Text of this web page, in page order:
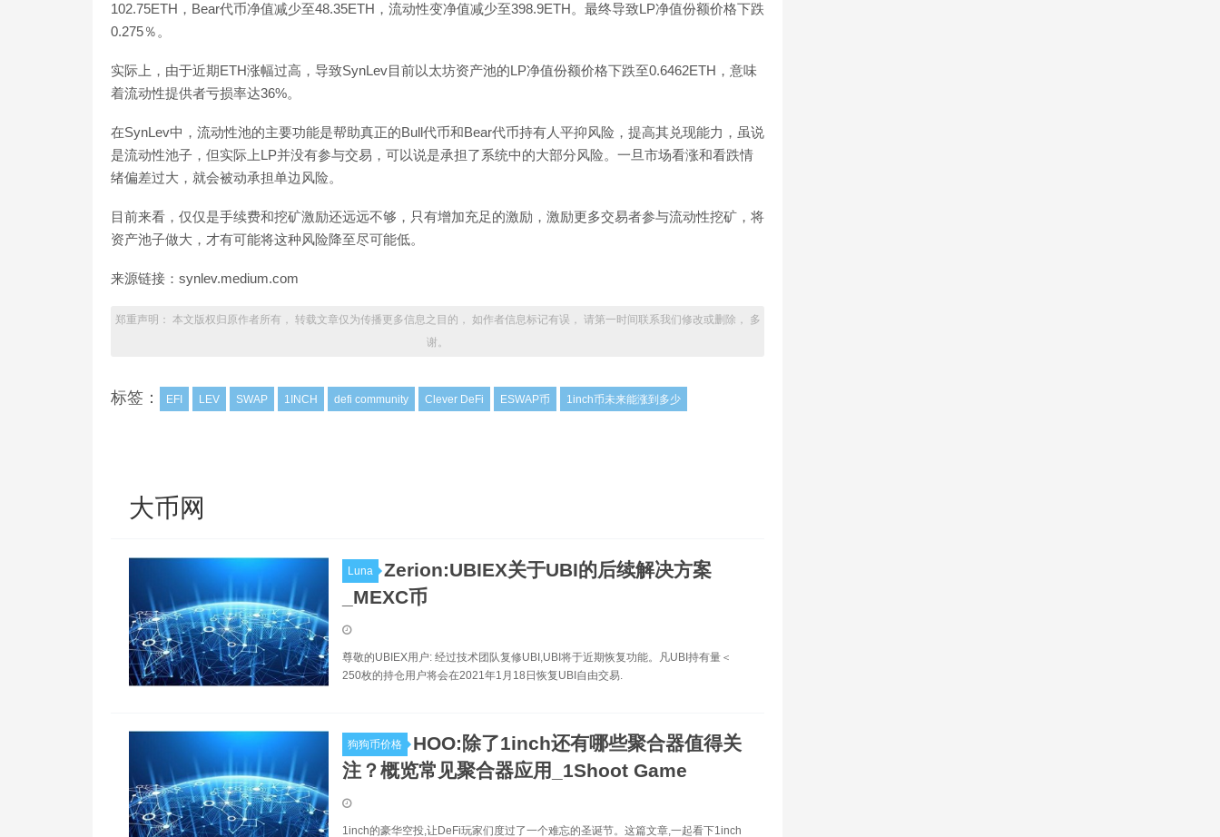
102.75ETH，Bear代币净值减少至48.35ETH，流动性变净值减少至398.9ETH。最终导致LP净值份额价格下跌
0.275％。
实际上，由于近期ETH涨幅过高，导致SynLev目前以太坊资产池的LP净值份额价格下跌至0.6462ETH，意味
着流动性提供者亏损率达36%。
在SynLev中，流动性池的主要功能是帮助真正的Bull代币和Bear代币持有人平抑风险，提高其兑现能力，虽说
是流动性池子，但实际上LP并没有参与交易，可以说是承担了系统中的大部分风险。一旦市场看涨和看跌情
绪偏差过大，就会被动承担单边风险。
目前来看，仅仅是手续费和挖矿激励还远远不够，只有增加充足的激励，激励更多交易者参与流动性挖矿，将
资产池子做大，才有可能将这种风险降至尽可能低。
来源链接：synlev.medium.com
郑重声明： 本文版权归原作者所有， 转载文章仅为传播更多信息之目的， 如作者信息标记有误， 请第一时间联系我们修改或删除， 多
谢。
标签： EFI LEV SWAP 1INCH defi community Clever DeFi ESWAP币 1inch币未来能涨到多少
大币网
Luna
Zerion:UBIEX关于UBI的后续解决方案
_MEXC币
尊敬的UBIEX用户: 经过技术团队复修UBI,UBI将于近期恢复功能。凡UBI持有量＜
250枚的持仓用户将会在2021年1月18日恢复UBI自由交易.
狗狗币价格
HOO:除了1inch还有哪些聚合器值得关
注？概览常见聚合器应用_1Shoot Game
1inch的豪华空投,让DeFi玩家们度过了一个难忘的圣诞节。这篇文章,一起看下1inch